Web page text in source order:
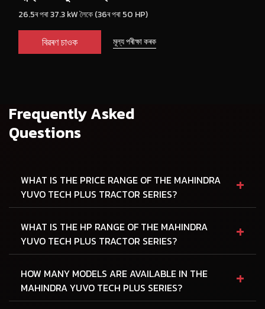
26.5ৰ পৰা 37.3 kW লৈকে (36ৰ পৰা 50 HP)
বিৱৰণ চাওক মূল্য পৰীক্ষা কৰক
Frequently Asked
Questions
WHAT IS THE PRICE RANGE OF THE MAHINDRA
YUVO TECH PLUS TRACTOR SERIES?
+
WHAT IS THE HP RANGE OF THE MAHINDRA
YUVO TECH PLUS TRACTOR SERIES?
+
HOW MANY MODELS ARE AVAILABLE IN THE
MAHINDRA YUVO TECH PLUS SERIES?
+